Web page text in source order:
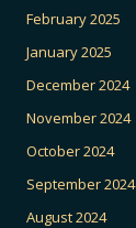
February 2025
January 2025
December 2024
November 2024
October 2024
September 2024
August 2024